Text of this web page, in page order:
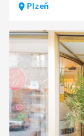
Plzeň